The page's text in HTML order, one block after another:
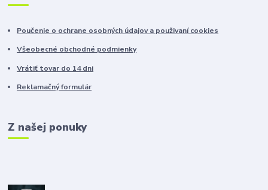
Poučenie o ochrane osobných údajov a použivaní cookies
Všeobecné obchodné podmienky
Vrátiť tovar do 14 dni
Reklamačný formulár
Z našej ponuky